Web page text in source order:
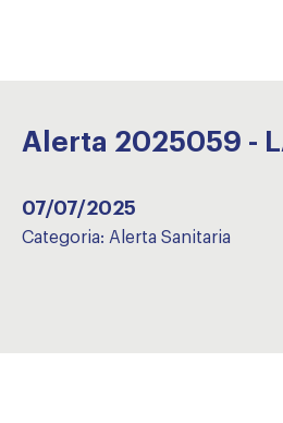
Alerta 2025059 -
07/07/2025
Categoria: Alerta Sanitaria